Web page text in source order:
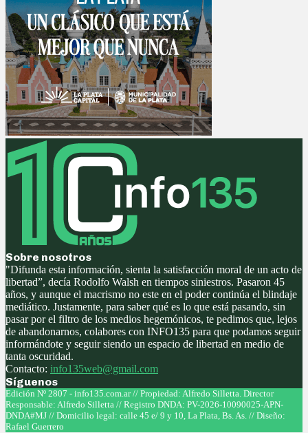
Sobre nosotros
"Difunda esta información, sienta la satisfacción moral de un acto de
libertad”, decía Rodolfo Walsh en tiempos siniestros. Pasaron 45
años, y aunque el macrismo no este en el poder continúa el blindaje
mediático. Justamente, para saber qué es lo que está pasando, sin
pasar por el filtro de los medios hegemónicos, te pedimos que, lejos
de abandonarnos, colabores con INFO135 para que podamos seguir
informándote y seguir siendo un espacio de libertad en medio de
tanta oscuridad.
Contacto: info135web@gmail.com
Síguenos
Facebook
Twitter
Instagram
Youtube
Edición Nº 2807 - info135.com.ar // Propiedad: Alfredo Silletta. Director
Responsable: Alfredo Silletta // Registro DNDA: PV-2026-10090025-APN-
DNDA#MJ // Domicilio legal: calle 45 e/ 9 y 10, La Plata, Bs. As. // Diseño:
Rafael Guerrero